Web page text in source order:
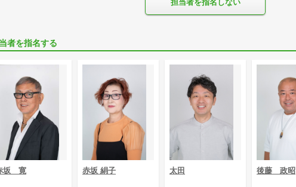
担当者を指名しない
者を指名する
坂 寛 赤坂 絹子 太田 後藤 政昭